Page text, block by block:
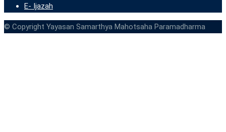
E- Ijazah
© Copyright Yayasan Samarthya Mahotsaha Paramadharma